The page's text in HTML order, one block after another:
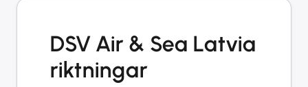
DSV Air & Sea Latvia
riktningar